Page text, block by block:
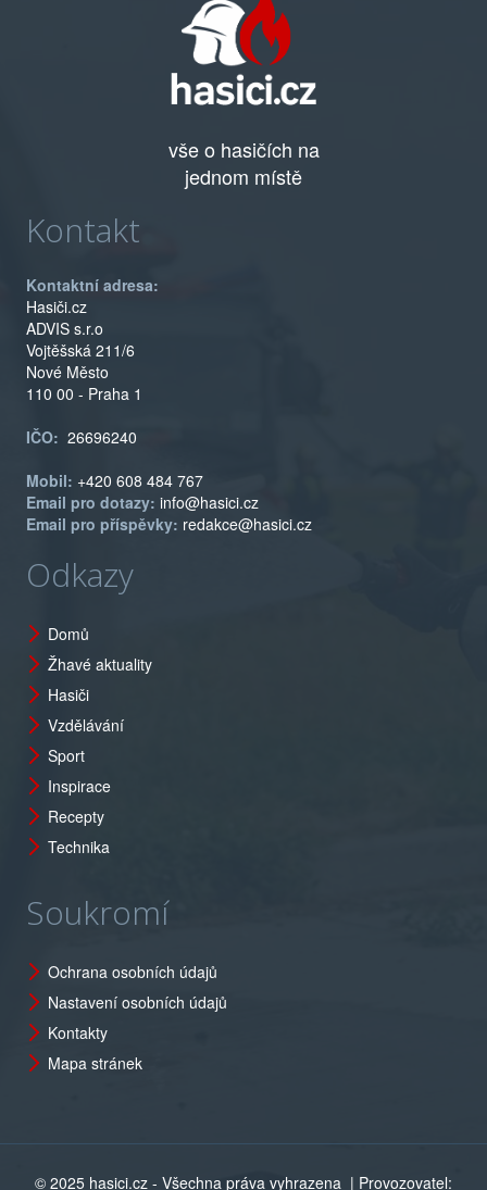
vše o hasičích na
jednom místě
Kontakt
Kontaktní adresa:
Hasiči.cz
ADVIS s.r.o
Vojtěšská 211/6
Nové Město
110 00 - Praha 1
IČO: 26696240
Mobil: +420 608 484 767
Email pro dotazy: info@hasici.cz
Email pro příspěvky: redakce@hasici.cz
Odkazy
Domů
Žhavé aktuality
Hasiči
Vzdělávání
Sport
Inspirace
Recepty
Technika
Soukromí
Ochrana osobních údajů
Nastavení osobních údajů
Kontakty
Mapa stránek
© 2025 hasici.cz - Všechna práva vyhrazena | Provozovatel: